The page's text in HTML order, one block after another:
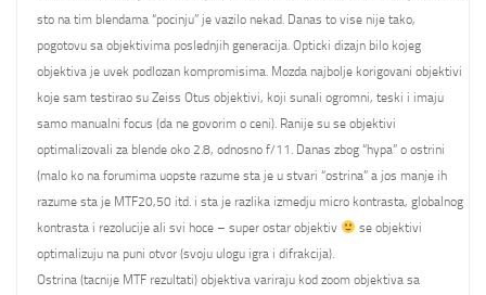
sto na tim blendama “pocinju” je vazilo nekad. Danas to vise nije tako,
pogotovu sa objektivima poslednjih generacija. Opticki dizajn bilo kojeg
objektiva je uvek podlozan kompromisima. Mozda najbolje korigovani objektivi
koje sam testirao su Zeiss Otus objektivi, koji sunali ogromni, teski i imaju
samo manualni focus (da ne govorim o ceni). Ranije su se objektivi
optimalizovali za blende oko 2.8, odnosno f/11. Danas zbog “hypa” o ostrini
(malo ko na forumima uopste razume sta je u stvari “ostrina” a jos manje ih
razume sta je MTF20,50 itd. i sta je razlika izmedju micro kontrasta, globalnog
kontrasta i rezolucije ali svi hoce – super ostar objektiv
se objektivi
optimalizuju na puni otvor (svoju ulogu igra i difrakcija).
Ostrina (tacnije MTF rezultati) objektiva variraju kod zoom objektiva sa